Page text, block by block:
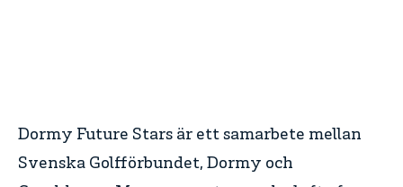
Dormy Future Stars är ett samarbete mellan
Svenska Golfförbundet, Dormy och